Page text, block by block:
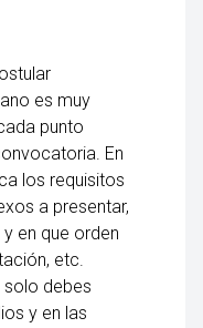
es muy
punto
En
los requisitos
a presentar,
en que orden
etc.
solo debes
y en las